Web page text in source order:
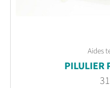
Aides
PILULIER